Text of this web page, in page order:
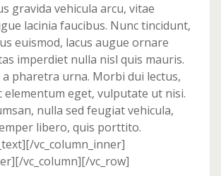
gravida vehicula arcu, vitae
lacinia faucibus. Nunc tincidunt,
euismod, lacus augue ornare
imperdiet nulla nisl quis mauris.
a pharetra urna. Morbi dui lectus,
elementum eget, vulputate ut nisi.
nulla sed feugiat vehicula,
libero, quis porttito.
vc_column_inner]
vc_column][/vc_row]